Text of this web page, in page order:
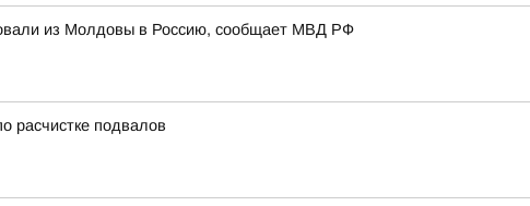
из Молдовы в Россию, сообщает МВД РФ
расчистке подвалов